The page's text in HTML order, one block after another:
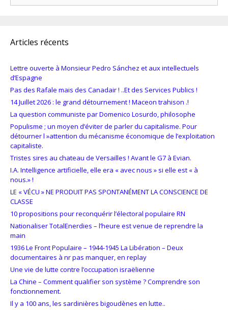
Articles récents
Lettre ouverte à Monsieur Pedro Sánchez et aux intellectuels
d’Espagne
Pas des Rafale mais des Canadair ! ..Et des Services Publics !
14 Juillet 2026 : le grand détournement ! Maceon trahison .!
La question communiste par Domenico Losurdo, philosophe
Populisme ; un moyen d’éviter de parler du capitalisme. Pour
détourner l »attention du mécanisme économique de l’exploitation
capitaliste.
Tristes sires au chateau de Versailles ! Avant le G7 à Evian.
I.A. Intelligence artificielle, elle era « avec nous » si elle est « à
nous.» !
LE « VÉCU » NE PRODUIT PAS SPONTANÉMENT LA CONSCIENCE DE
CLASSE
10 propositions pour reconquérir l’électoral populaire RN
Nationaliser TotalEnerdies – l’heure est venue de reprendre la
main
1936 Le Front Populaire – 1944-1945 La Libération – Deux
documentaires à nr pas manquer, en replay
Une vie de lutte contre l’occupation israëlienne
La Chine – Comment qualifier son système ? Comprendre son
fonctionnement.
Il y a 100 ans, les sardinières bigoudènes en lutte..